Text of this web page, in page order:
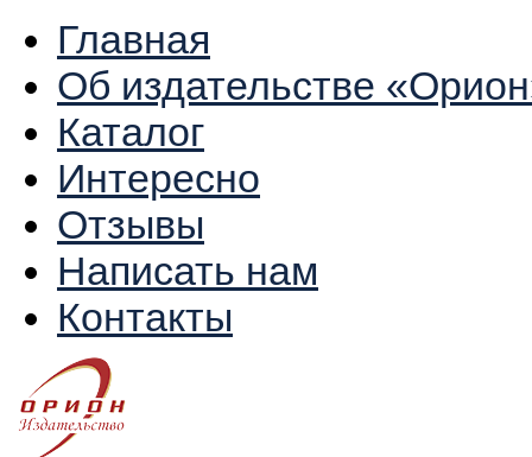
Главная
Об издательстве
Каталог
Интересно
Отзывы
Написать нам
Контакты